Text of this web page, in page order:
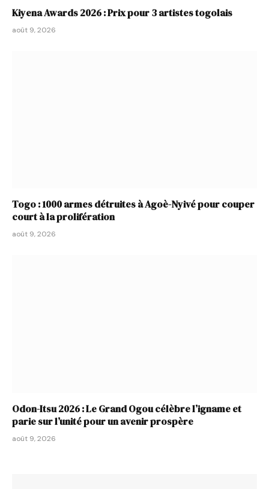
Kiyena Awards 2026 : Prix pour 3 artistes togolais
août 9, 2026
Togo : 1000 armes détruites à Agoè-Nyivé pour couper
court à la prolifération
août 9, 2026
Odon-Itsu 2026 : Le Grand Ogou célèbre l’igname et
parie sur l’unité pour un avenir prospère
août 9, 2026